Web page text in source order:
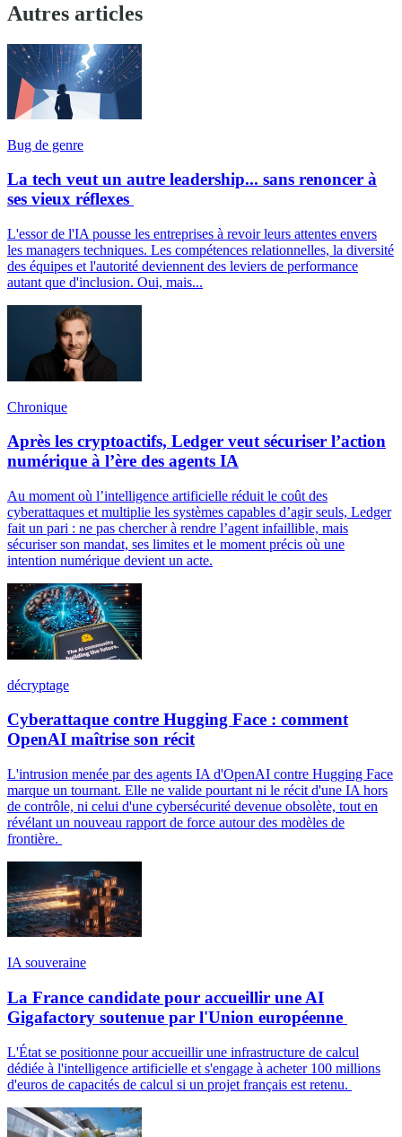
Autres articles
Bug de genre
La tech veut un autre leadership... sans renoncer à
ses vieux réflexes
L'essor de l'IA pousse les entreprises à revoir leurs attentes envers
les managers techniques. Les compétences relationnelles, la diversité
des équipes et l'autorité deviennent des leviers de performance
autant que d'inclusion. Oui, mais...
Chronique
Après les cryptoactifs, Ledger veut sécuriser l’action
numérique à l’ère des agents IA
Au moment où l’intelligence artificielle réduit le coût des
cyberattaques et multiplie les systèmes capables d’agir seuls, Ledger
fait un pari : ne pas chercher à rendre l’agent infaillible, mais
sécuriser son mandat, ses limites et le moment précis où une
intention numérique devient un acte.
décryptage
Cyberattaque contre Hugging Face : comment
OpenAI maîtrise son récit
L'intrusion menée par des agents IA d'OpenAI contre Hugging Face
marque un tournant. Elle ne valide pourtant ni le récit d'une IA hors
de contrôle, ni celui d'une cybersécurité devenue obsolète, tout en
révélant un nouveau rapport de force autour des modèles de
frontière.
IA souveraine
La France candidate pour accueillir une AI
Gigafactory soutenue par l'Union européenne
L'État se positionne pour accueillir une infrastructure de calcul
dédiée à l'intelligence artificielle et s'engage à acheter 100 millions
d'euros de capacités de calcul si un projet français est retenu.